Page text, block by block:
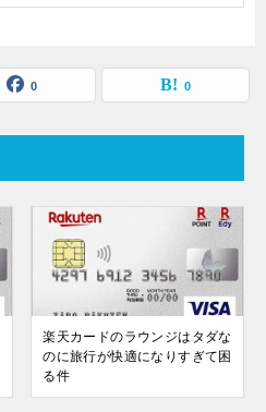
0 0
楽天カードのラウンジはタダな
のに旅行が快適になりすぎて困
る件